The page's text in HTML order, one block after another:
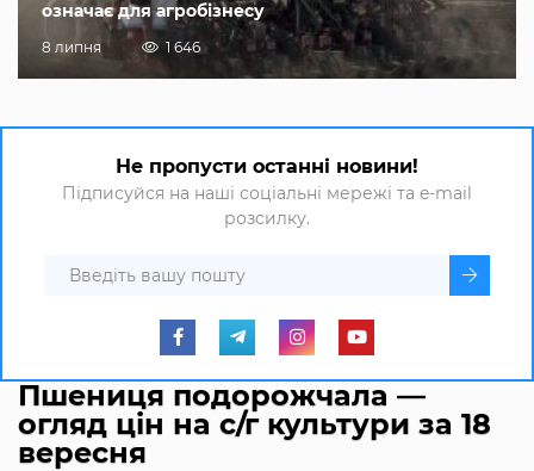
означає для агробізнесу
8 липня 1 646
Не пропусти останні новини!
Підписуйся на наші соціальні мережі та e-mail
розсилку.
Пшениця подорожчала —
огляд цін на с/г культури за 18
вересня